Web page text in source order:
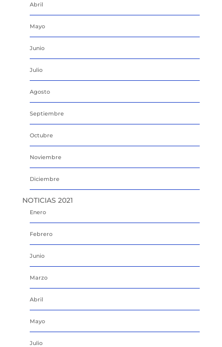
Abril
Mayo
Junio
Julio
Agosto
Septiembre
Octubre
Noviembre
Diciembre
NOTICIAS 2021
Enero
Febrero
Junio
Marzo
Abril
Mayo
Julio